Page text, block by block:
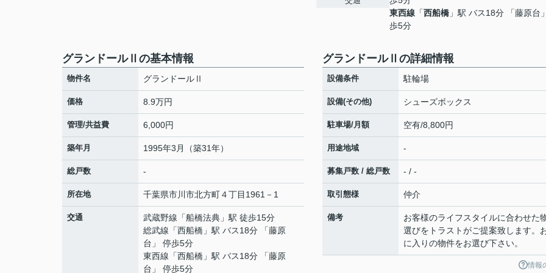
東西線 「西船橋 」駅 バス18分 「藤原台
歩5分
グランドールⅡの基本情報
物件名 グランドールⅡ
価格 8.9万円
管理/共益費 6,000円
築年月 1995年3月（築31年）
総戸数 -
所在地 千葉県市川市北方町４丁目1961－1
交通 武蔵野線 「船橋法典 」駅 徒歩15分
総武線 「西船橋 」駅 バス18分 「藤原
台」 停歩5分
東西線 「西船橋 」駅 バス18分 「藤原
台」 停歩5分
グランドールⅡの詳細情報
設備条件 駐輪場
設備(その他) シューズボックス
駐車場/月額 空有/8,800円
用途地域 -
募集戸数 / 総戸数 - / -
取引態様 仲介
備考
お客様のライフスタイルに合わせた
選びをトラストがご提案致します。
に入りの物件をお選び下さい。
情報